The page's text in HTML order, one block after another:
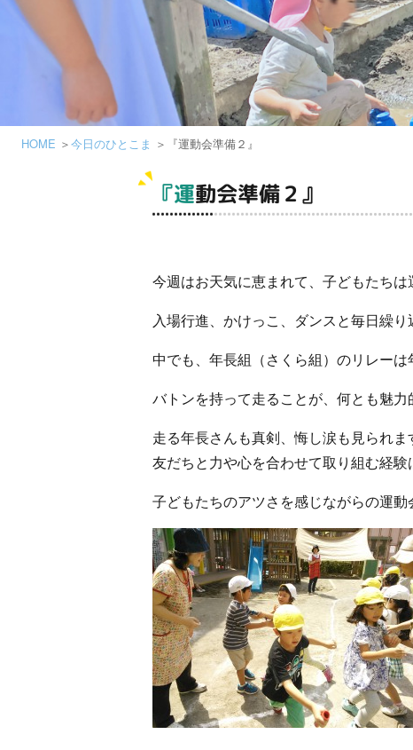
HOME 今日のひとこま 『運動会準備２』
『運動会準備２』
今週はお天気に恵まれて、子どもたちは
入場行進、かけっこ、ダンスと毎日繰
中でも、年長組（さくら組）のリレーは
バトンを持って走ることが、何とも魅
走る年長さんも真剣、悔し涙も見られま
友だちと力や心を合わせて取り組む経験
子どもたちのアツさを感じながらの運動